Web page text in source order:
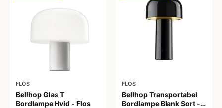
FLOS
Bellhop Glas T
Bordlampe Hvid - Flos
FLOS
Bellhop Transportabel
Bordlampe Blank Sort -